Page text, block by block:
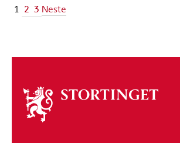
1 2 3 Neste
Om
stortinget